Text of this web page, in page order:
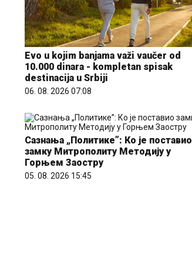
Evo u kojim banjama važi vaučer od
10.000 dinara - kompletan spisak
destinacija u Srbiji
06. 08. 2026 07:08
Сазнања „Политике”: Ко је поставио
замку Митрополиту Методију у
Горњем Заостру
05. 08. 2026 15:45